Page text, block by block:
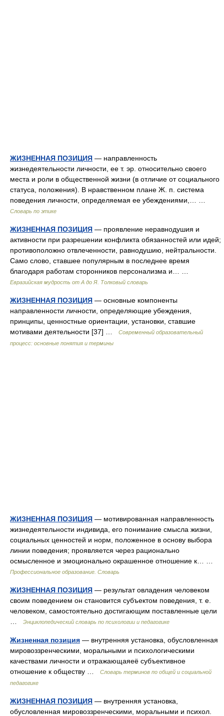
ЖИЗНЕННАЯ ПОЗИЦИЯ — направленность
жизнедеятельности личности, ее т. эр. относительно своего
места и роли в общественной жизни (в отличие от социального
статуса, положения). В нравственном плане Ж. п. система
поведения личности, определяемая ее убеждениями,… …
Словарь по этике
ЖИЗНЕННАЯ ПОЗИЦИЯ — проявление неравнодушия и
активности при разрешении конфликта обязанностей или идей;
противоположно отвлеченности, равнодушию, нейтральности.
Само слово, ставшее популярным в последнее время
благодаря работам сторонников персонализма и… …
Евразийская мудрость от А до Я. Толковый словарь
ЖИЗНЕННАЯ ПОЗИЦИЯ — основные компоненты
направленности личности, определяющие убеждения,
принципы, ценностные ориентации, установки, ставшие
мотивами деятельности [37] …
Современный образовательный
процесс: основные понятия и термины
ЖИЗНЕННАЯ ПОЗИЦИЯ — мотивированная направленность
жизнедеятельности индивида, его понимание смысла жизни,
социальных ценностей и норм, положенное в основу выбора
линии поведения; проявляется через рационально
осмысленное и эмоционально окрашенное отношение к… …
Профессиональное образование. Словарь
ЖИЗНЕННАЯ ПОЗИЦИЯ — результат овладения человеком
своим поведением он становится субъектом поведения, т. е.
человеком, самостоятельно достигающим поставленные цели
Энциклопедический словарь по психологии и педагогике
Жизненная позиция — внутренняя установка, обусловленная
мировоззренческими, моральными и психологическими
качествами личности и отражающаяеё субъективное
отношение к обществу …
Словарь терминов по общей и социальной
педагогике
ЖИЗНЕННАЯ ПОЗИЦИЯ — внутренняя установка,
обусловленная мировоззренческими, моральными и психол.